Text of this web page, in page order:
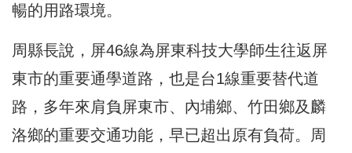
暢的用路環境。
周縣長說，屏46線為屏東科技大學師生往返屏
東市的重要通學道路，也是台1線重要替代道
路，多年來肩負屏東市、內埔鄉、竹田鄉及麟
洛鄉的重要交通功能，早已超出原有負荷。周